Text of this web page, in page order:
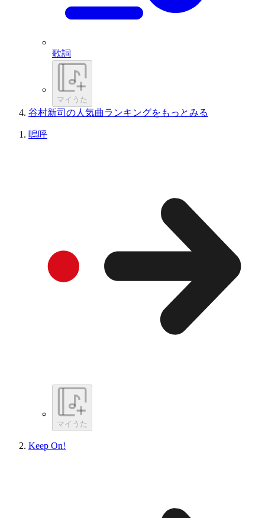
歌詞
マイうた
谷村新司の人気曲ランキングをもっとみる
嗚呼
マイうた
Keep On!